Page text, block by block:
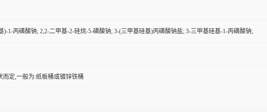
)-1-丙磺酸钠; 2,2-二甲基-2-硅烷-5-磺酸钠; 3-(三甲基硅基)丙磺酸钠盐; 3-三甲基硅基-1-丙磺酸钠;
而定,一般为:纸板桶或镀锌铁桶